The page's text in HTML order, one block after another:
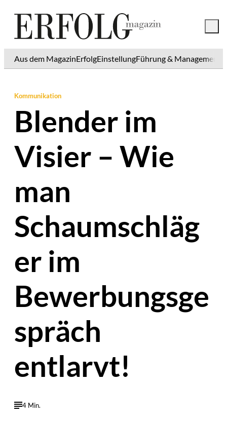
Aus dem MagazinErfolgEinstellungFührung & Management
Kommunikation
Blender im
Visier – Wie
man
Schaumschläg
er im
Bewerbungsge
spräch
entlarvt!
4 Min.